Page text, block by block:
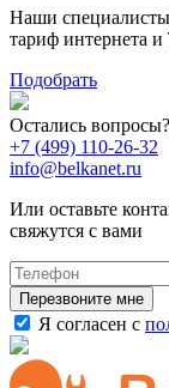
Наши
тариф интернета
Подобрать
Остались
+7 (499) 110-26-32
info@belkanet.ru
Или оставьте
свяжутся с вами
Перезвоните мне
Я согласен с